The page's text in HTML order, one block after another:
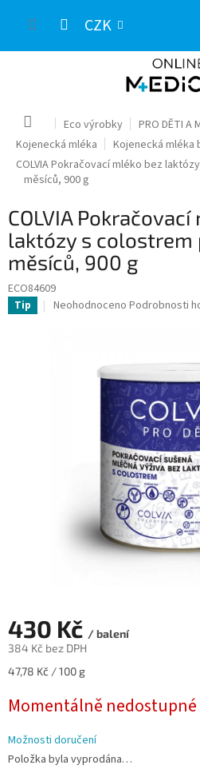
CZK
Domů Eco výrobky PRO DĚTI A
Kojenecká mléka
Kojenecká mléka
COLVIA Pokračovací mléko bez
měsíců, 900 g
COLVIA
laktózy s colostrem
měsíců, 900 g
ECO84609
Tip
Průměrné
Neohodnoceno Podrobnosti
430 Kč / balení
384 Kč bez DPH
Měrná
47,78 Kč / 100 g
Momentálně nedostupné
Možnosti doručení
Položka byla vyprodána…